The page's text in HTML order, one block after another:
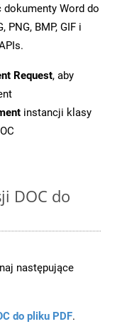
dokumenty Word do
BMP, GIF i
Request, aby
instancji klasy
DOC do
następujące
do pliku PDF.